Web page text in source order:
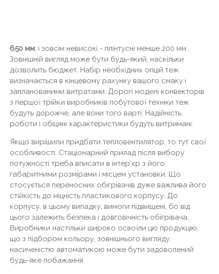
650 мм, і зовсім невисокі - плінтусні менше 200 мм.
Зовнішній вигляд може бути будь-який, наскільки
дозволить бюджет. Набір необхідних опцій теж
визначається в кінцевому рахунку вашого смаку і
запланованими витратами. Дорогі моделі конвекторів
з першої трійки виробників побутової техніки теж
будуть дорожче, але вони того варті. Надійність
роботи і обіцяні характеристики будуть витримані.
Якщо вирішили придбати тепловентилятор, то тут свої
особливості. Стаціонарний прилад після вибору
потужності треба вписати в інтер'єр з його
габаритними розмірами і місцем установки. Що
стосується переносних обігрівачів дуже важлива його
стійкість до міцність пластикового корпусу. До
корпусу, в цьому випадку, вимоги підвищені, бо від
цього залежить безпека і довговічність обігрівача.
Виробники настільки широко освоїли цю продукцію,
що з підбором кольору, зовнішнього вигляду,
насиченістю автоматикою може бути задоволений
будь-яке побажання.